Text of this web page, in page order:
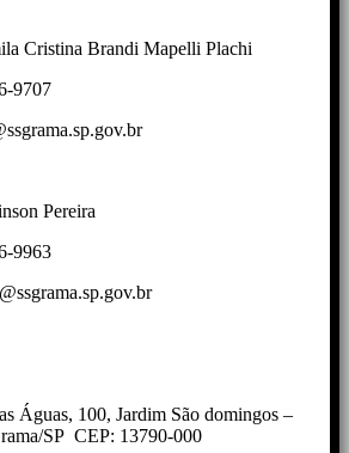
Cristina Brandi Mapelli Plachi
9707
Pereira
9963
Águas, 100, Jardim São domingos –
SP CEP: 13790-000